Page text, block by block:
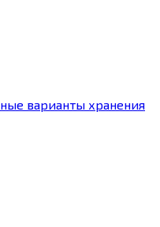
варианты хранения